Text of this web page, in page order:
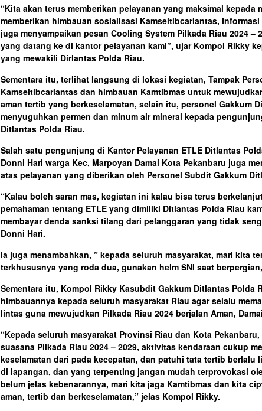
“Kita akan terus memberikan pelayanan yang maksimal kepada
memberikan himbauan sosialisasi Kamseltibcarlantas,
juga menyampaikan pesan Cooling System Pilkada Riau 2024 –
yang datang ke di kantor pelayanan kami”, ujar Kompol Rikky
yang mewakili Dirlantas Polda Riau.
Sementara itu, terlihat langsung di lokasi kegiatan, Tampak
Kamseltibcarlantas dan himbauan Kamtibmas untuk
aman tertib yang berkeselamatan, selain itu, personel Gakkum
menyuguhkan permen dan minum air mineral kepada
Ditlantas Polda Riau.
Salah satu pengunjung di Kantor Pelayanan ETLE Ditlantas
Donni Hari warga Kec, Marpoyan Damai Kota Pekanbaru juga
atas pelayanan yang diberikan oleh Personel Subdit Gakkum
“Kalau boleh saran mas, kegiatan ini kalau bisa terus
pemahaman tentang ETLE yang dimiliki Ditlantas Polda Riau
membayar denda sanksi tilang dari pelanggaran yang tidak
Donni Hari.
Ia juga menambahkan, ” kepada seluruh masyarakat, mari kita
terkhususnya yang roda dua, gunakan helm SNI saat
Sementara itu, Kompol Rikky Kasubdit Gakkum Ditlantas Polda
himbauannya kepada seluruh masyarakat Riau agar selalu
lintas guna mewujudkan Pilkada Riau 2024 berjalan Aman,
“Kepada seluruh masyarakat Provinsi Riau dan Kota
suasana Pilkada Riau 2024 – 2029, aktivitas kendaraan cukup
keselamatan dari pada kecepatan, dan patuhi tata tertib berlalu
di lapangan, dan yang terpenting jangan mudah terprovokasi
belum jelas kebenarannya, mari kita jaga Kamtibmas dan kita
aman, tertib dan berkeselamatan,” jelas Kompol Rikky.